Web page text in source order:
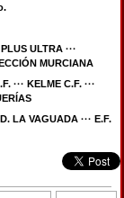
ULTRA ···
MURCIANA
··· KELME C.F. ···
LA VAGUADA ··· E.F.